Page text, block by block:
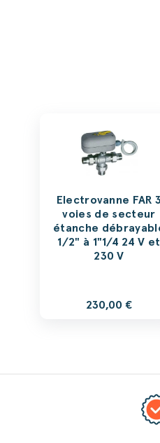
Electrovanne FAR 3
voies de secteur
étanche
1/2" à 1"1/4 24 V et
230 V
230,00 €